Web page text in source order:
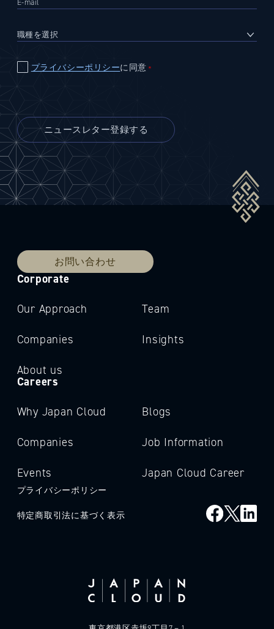
プライバシーポリシーに同意 ＊
お問い合わせ
Corporate
Our Approach
Companies
About us
Team
Insights
Careers
Why Japan Cloud
Companies
Events
Blogs
Job Information
Japan Cloud Career
プライバシーポリシー
特定商取引法に基づく表示